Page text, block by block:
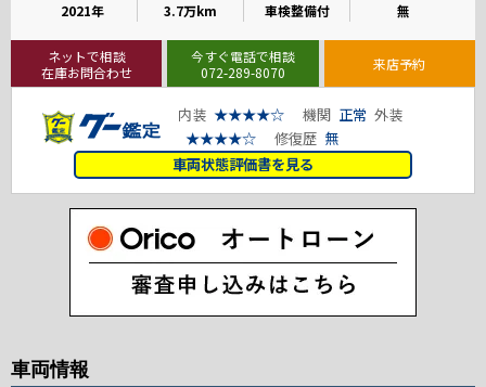
2021年
3.7万km
車検整備付
無
ネットで相談
在庫お問合わせ
今すぐ電話で相談
072-289-8070
来店予約
内装 ★★★★☆ 機関 正常 外装
★★★★☆
修復歴 無
車両状態評価書を見る
車両情報